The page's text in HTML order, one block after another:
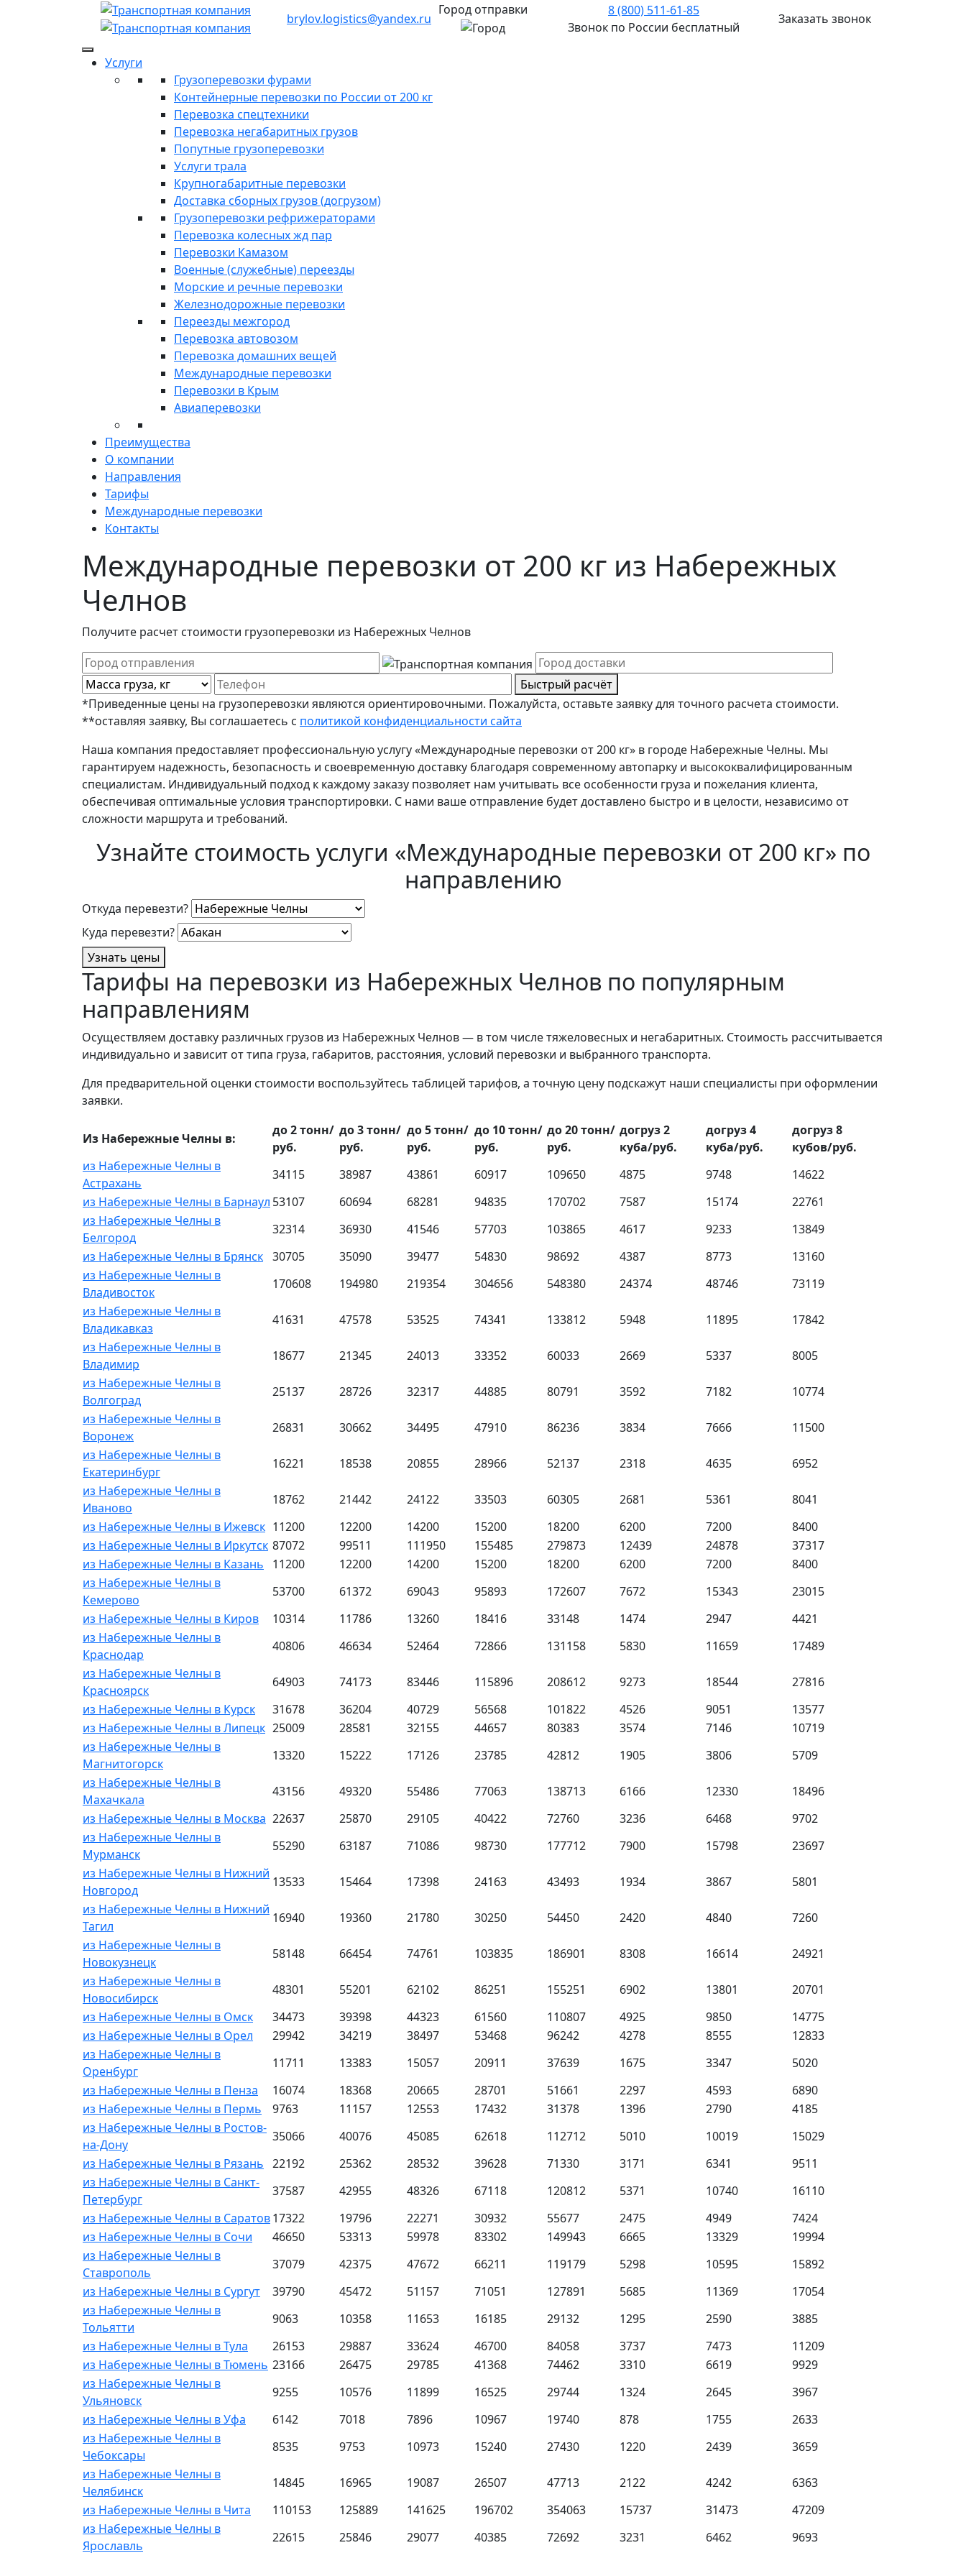
brylov.logistics@yandex.ru
Город отправки
8 (800) 511-61-85
Звонок по России бесплатный
Заказать звонок
Услуги
Грузоперевозки фурами
Контейнерные перевозки по России от 200 кг
Перевозка спецтехники
Перевозка негабаритных грузов
Попутные грузоперевозки
Услуги трала
Крупногабаритные перевозки
Доставка сборных грузов (догрузом)
Грузоперевозки рефрижераторами
Перевозка колесных жд пар
Перевозки Камазом
Военные (служебные) переезды
Морские и речные перевозки
Железнодорожные перевозки
Переезды межгород
Перевозка автовозом
Перевозка домашних вещей
Международные перевозки
Перевозки в Крым
Авиаперевозки
Преимущества
О компании
Направления
Тарифы
Международные перевозки
Контакты
Международные перевозки от 200 кг из Набережных
Челнов
Получите расчет стоимости грузоперевозки из Набережных Челнов
Быстрый расчёт
*Приведенные цены на грузоперевозки являются ориентировочными. Пожалуйста, оставьте заявку для точного расчета стоимости.
**оставляя заявку, Вы соглашаетесь с политикой конфиденциальности сайта
Наша компания предоставляет профессиональную услугу «Международные перевозки от 200 кг» в городе Набережные Челны. Мы
гарантируем надежность, безопасность и своевременную доставку благодаря современному автопарку и высококвалифицированным
специалистам. Индивидуальный подход к каждому заказу позволяет нам учитывать все особенности груза и пожелания клиента,
обеспечивая оптимальные условия транспортировки. С нами ваше отправление будет доставлено быстро и в целости, независимо от
сложности маршрута и требований.
Узнайте стоимость услуги «Международные перевозки от 200 кг» по
направлению
Откуда перевезти?
Куда перевезти?
Узнать цены
Тарифы на перевозки из Набережных Челнов по популярным
направлениям
Осуществляем доставку различных грузов из Набережных Челнов — в том числе тяжеловесных и негабаритных. Стоимость рассчитывается
индивидуально и зависит от типа груза, габаритов, расстояния, условий перевозки и выбранного транспорта.
Для предварительной оценки стоимости воспользуйтесь таблицей тарифов, а точную цену подскажут наши специалисты при оформлении
заявки.
Из Набережные Челны в:
до 2 тонн/
руб.
до 3 тонн/
руб.
до 5 тонн/
руб.
до 10 тонн/
руб.
до 20 тонн/
руб.
догруз 2
куба/руб.
догруз 4
куба/руб.
догруз 8
кубов/руб.
из Набережные Челны в
Астрахань
34115 38987 43861 60917 109650 4875 9748
14622
из Набережные Челны в Барнаул 53107 60694 68281 94835 170702 7587 15174
22761
из Набережные Челны в
Белгород
32314 36930 41546 57703 103865 4617 9233
13849
из Набережные Челны в Брянск 30705 35090 39477 54830 98692 4387 8773
13160
из Набережные Челны в
Владивосток
170608 194980 219354 304656 548380 24374 48746
73119
из Набережные Челны в
Владикавказ
41631 47578 53525 74341 133812 5948 11895
17842
из Набережные Челны в
Владимир
18677 21345 24013 33352 60033 2669 5337
8005
из Набережные Челны в
Волгоград
25137 28726 32317 44885 80791 3592 7182
10774
из Набережные Челны в
Воронеж
26831 30662 34495 47910 86236 3834 7666
11500
из Набережные Челны в
Екатеринбург
16221 18538 20855 28966 52137 2318 4635
6952
из Набережные Челны в
Иваново
18762 21442 24122 33503 60305 2681 5361
8041
из Набережные Челны в Ижевск 11200 12200 14200 15200 18200 6200 7200
8400
из Набережные Челны в Иркутск 87072 99511 111950 155485 279873 12439 24878
37317
из Набережные Челны в Казань
11200 12200 14200 15200 18200 6200 7200
8400
из Набережные Челны в
Кемерово
53700 61372 69043 95893 172607 7672 15343
23015
из Набережные Челны в Киров
10314 11786 13260 18416 33148 1474 2947
4421
из Набережные Челны в
Краснодар
40806 46634 52464 72866 131158 5830 11659
17489
из Набережные Челны в
Красноярск
64903 74173 83446 115896 208612 9273 18544
27816
из Набережные Челны в Курск
31678 36204 40729 56568 101822 4526 9051
13577
из Набережные Челны в Липецк 25009 28581 32155 44657 80383 3574 7146
10719
из Набережные Челны в
Магнитогорск
13320 15222 17126 23785 42812 1905 3806
5709
из Набережные Челны в
Махачкала
43156 49320 55486 77063 138713 6166 12330
18496
из Набережные Челны в Москва 22637 25870 29105 40422 72760 3236 6468
9702
из Набережные Челны в
Мурманск
55290 63187 71086 98730 177712 7900 15798
23697
из Набережные Челны в Нижний
Новгород
13533 15464 17398 24163 43493 1934 3867
5801
из Набережные Челны в Нижний
Тагил
16940 19360 21780 30250 54450 2420 4840
7260
из Набережные Челны в
Новокузнецк
58148 66454 74761 103835 186901 8308 16614
24921
из Набережные Челны в
Новосибирск
48301 55201 62102 86251 155251 6902 13801
20701
из Набережные Челны в Омск
34473 39398 44323 61560 110807 4925 9850
14775
из Набережные Челны в Орел
29942 34219 38497 53468 96242 4278 8555
12833
из Набережные Челны в
Оренбург
11711 13383 15057 20911 37639 1675 3347
5020
из Набережные Челны в Пенза
16074 18368 20665 28701 51661 2297 4593
6890
из Набережные Челны в Пермь
9763 11157 12553 17432 31378 1396 2790
4185
из Набережные Челны в Ростов-
на-Дону
35066 40076 45085 62618 112712 5010 10019
15029
из Набережные Челны в Рязань 22192 25362 28532 39628 71330 3171 6341
9511
из Набережные Челны в Санкт-
Петербург
37587 42955 48326 67118 120812 5371 10740
16110
из Набережные Челны в Саратов17322 19796 22271 30932 55677 2475 4949
7424
из Набережные Челны в Сочи
46650 53313 59978 83302 149943 6665 13329
19994
из Набережные Челны в
Ставрополь
37079 42375 47672 66211 119179 5298 10595
15892
из Набережные Челны в Сургут
39790 45472 51157 71051 127891 5685 11369
17054
из Набережные Челны в
Тольятти
9063 10358 11653 16185 29132 1295 2590
3885
из Набережные Челны в Тула
26153 29887 33624 46700 84058 3737 7473
11209
из Набережные Челны в Тюмень 23166 26475 29785 41368 74462 3310 6619
9929
из Набережные Челны в
Ульяновск
9255 10576 11899 16525 29744 1324 2645
3967
из Набережные Челны в Уфа
6142 7018 7896 10967 19740 878 1755
2633
из Набережные Челны в
Чебоксары
8535 9753 10973 15240 27430 1220 2439
3659
из Набережные Челны в
Челябинск
14845 16965 19087 26507 47713 2122 4242
6363
из Набережные Челны в Чита
110153 125889 141625 196702 354063 15737 31473
47209
из Набережные Челны в
Ярославль
22615 25846 29077 40385 72692 3231 6462 9693